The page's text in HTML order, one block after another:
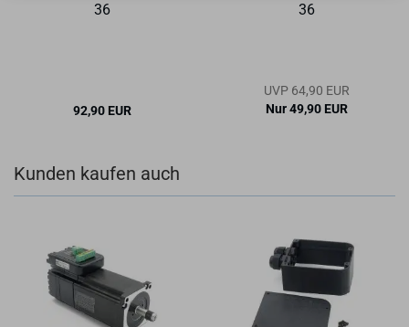
36
92,90 EUR
36
UVP 64,90 EUR
Nur 49,90 EUR
Kunden kaufen auch